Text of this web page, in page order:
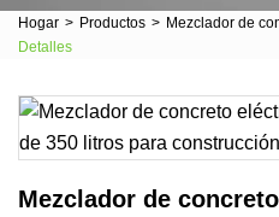
Hogar > Productos > Mezclador de
Detalles
Mezclador de